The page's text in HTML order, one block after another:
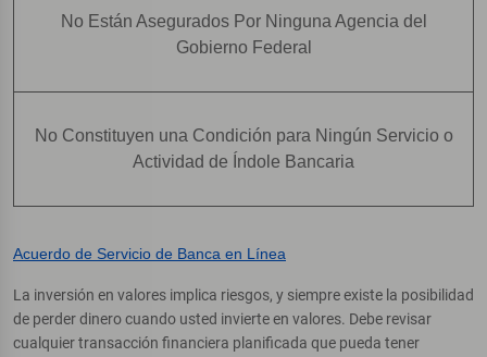
No Están Asegurados Por Ninguna Agencia del
Gobierno Federal
No Constituyen una Condición para Ningún Servicio o
Actividad de Índole Bancaria
Acuerdo de Servicio de Banca en Línea
La inversión en valores implica riesgos, y siempre existe la posibilidad
de perder dinero cuando usted invierte en valores. Debe revisar
cualquier transacción financiera planificada que pueda tener